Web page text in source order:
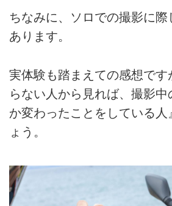
ちなみに、ソロでの撮影に際
あります。
実体験も踏まえての感想で
らない人から見れば、撮影
か変わったことをしている人
ょう。